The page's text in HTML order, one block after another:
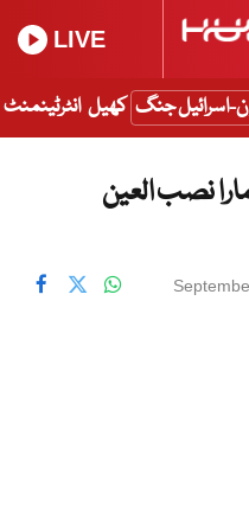
LIVE
اسرائیل جنگ کھیل انٹرٹینمنٹ
نصب العین